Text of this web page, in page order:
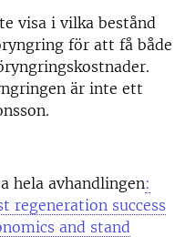
visa i vilka bestånd
för att få både
är inte ett
hela avhandlingen:
regeneration success
and stand